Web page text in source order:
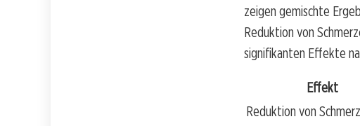
zeigen gemischte
Reduktion von
signifikanten Effekte
Effekt
Reduktion von